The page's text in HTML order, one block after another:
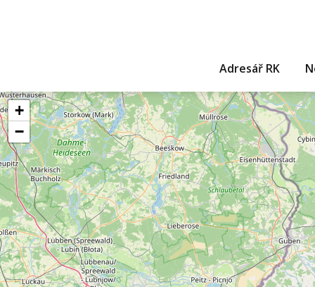
Adresář RK
+
−